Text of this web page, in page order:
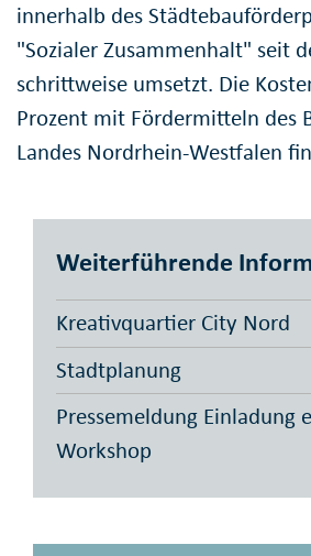
innerhalb des
"Sozialer Zusammenhalt" seit
schrittweise umsetzt. Die
Prozent mit Fördermitteln des
Landes Nordrhein-Westfalen
Weiterführende
Kreativquartier City Nord
Stadtplanung
Pressemeldung Einladung
Workshop